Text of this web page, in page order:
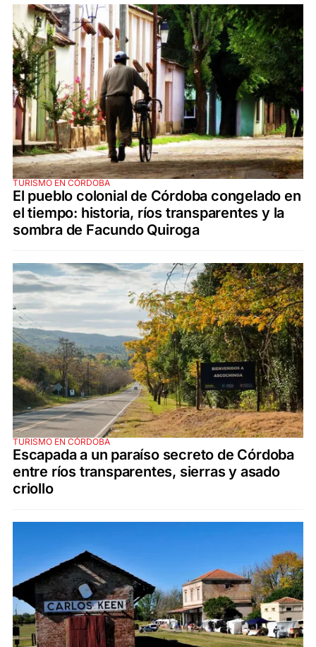
TURISMO EN CÓRDOBA
El pueblo colonial de Córdoba congelado en
el tiempo: historia, ríos transparentes y la
sombra de Facundo Quiroga
TURISMO EN CÓRDOBA
Escapada a un paraíso secreto de Córdoba
entre ríos transparentes, sierras y asado
criollo